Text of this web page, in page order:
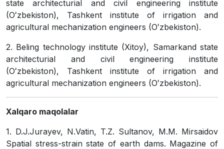
state architecturial and civil engineering institute
(Oʻzbekiston), Tashkent institute of irrigation and
agricultural mechanization engineers (Oʻzbekiston).
2. Beling technology institute (Xitoy), Samarkand state
architecturial and civil engineering institute
(Oʻzbekiston), Tashkent institute of irrigation and
agricultural mechanization engineers (Oʻzbekiston).
Xalqaro maqolalar
1. D.J.Jurayev, N.Vatin, T.Z. Sultanov, M.M. Mirsaidov
Spatial stress-strain state of earth dams. Magazine of